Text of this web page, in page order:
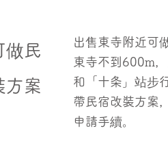
做民
方案
出售東寺附近可
東寺不到600m
和「十条」站步
帶民宿改裝方案
申請手續。